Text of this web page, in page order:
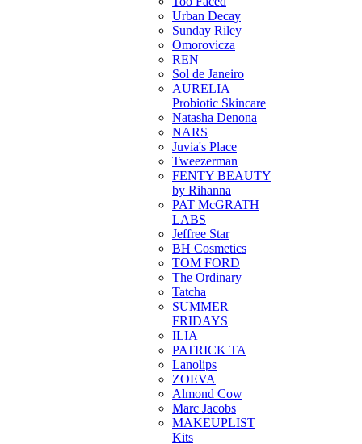
Urban Decay
Sunday Riley
Omorovicza
REN
Sol de Janeiro
AURELIA
Probiotic Skincare
Natasha Denona
NARS
Juvia's Place
Tweezerman
FENTY BEAUTY
by Rihanna
PAT McGRATH
LABS
Jeffree Star
BH Cosmetics
TOM FORD
The Ordinary
Tatcha
SUMMER
FRIDAYS
ILIA
PATRICK TA
Lanolips
ZOEVA
Almond Cow
Marc Jacobs
MAKEUPLIST
Kits